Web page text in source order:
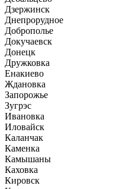
Дзержинск
Днепрорудное
Доброполье
Докучаевск
Донецк
Дружковка
Енакиево
Ждановка
Запорожье
Зугрэс
Ивановка
Иловайск
Каланчак
Каменка
Камышаны
Каховка
Кировск